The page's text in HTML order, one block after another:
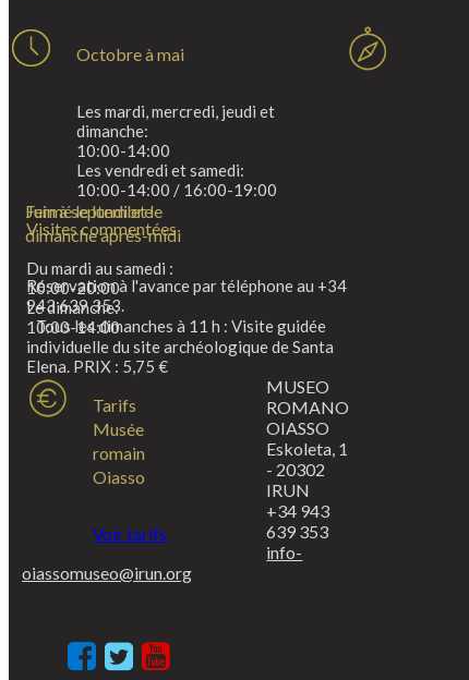
Octobre à mai
Les mardi, mercredi, jeudi et
dimanche:
10:00-14:00
Les vendredi et samedi:
10:00-14:00 / 16:00-19:00
Juin à septembre
Du mardi au samedi :
10:00-20:00
Le dimanche:
10:00-14:00
Fermé le lundi et le
dimanche après-midi
Visites commentées
Réservation à l'avance par téléphone au +34
943 639 353.
Tous les dimanches à 11 h : Visite guidée
individuelle du site archéologique de Santa
Elena. PRIX : 5,75 €
Tarifs
Musée
romain
Oiasso
Voir tarifs
MUSEO
ROMANO
OIASSO
Eskoleta, 1
- 20302
IRUN
+34 943
639 353
info-
oiassomuseo@irun.org